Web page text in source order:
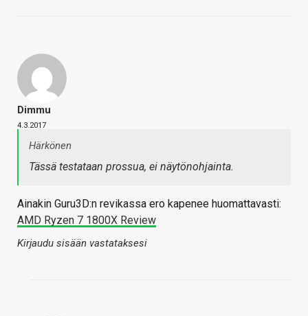
Dimmu
4.3.2017
Härkönen
Tässä testataan prossua, ei näytönohjainta.
Ainakin Guru3D:n revikassa ero kapenee huomattavasti:
AMD Ryzen 7 1800X Review
Kirjaudu sisään vastataksesi